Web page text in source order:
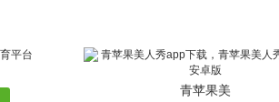
青苹果美